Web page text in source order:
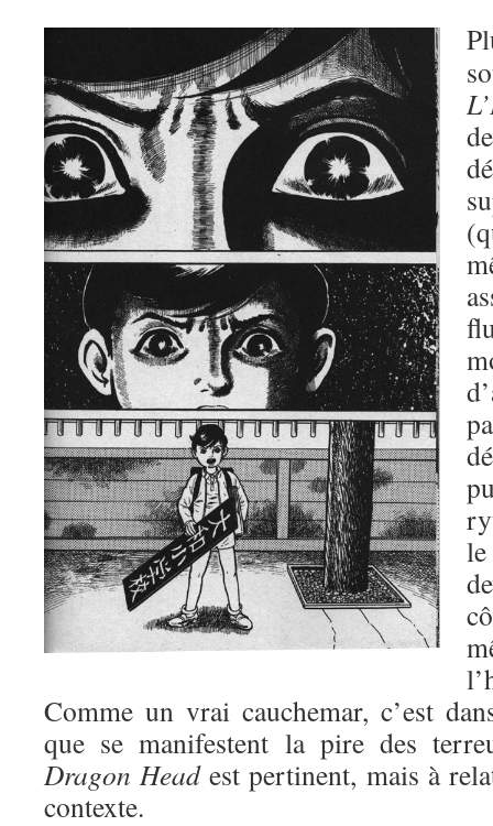
Comme un vrai cauchemar, c’est
que se manifestent la pire des
Dragon Headest pertinent, mais à
contexte.